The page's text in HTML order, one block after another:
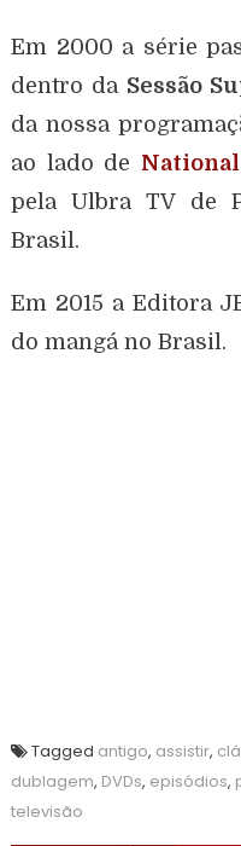
Em 2000 a série
dentro da Sessão
da nossa
ao lado de
pela Ulbra TV de
Brasil.
Em 2015 a Editora
do mangá no Brasil.
Tagged antigo, assistir,
dublagem, DVDs, episódios,
televisão